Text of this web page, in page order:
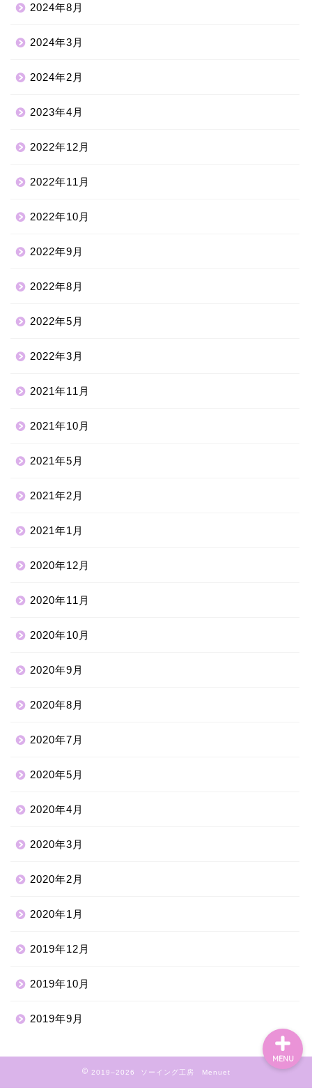
2024年8月
2024年3月
2024年2月
2023年4月
2022年12月
2022年11月
2022年10月
2022年9月
2022年8月
2022年5月
2022年3月
2021年11月
2021年10月
2021年5月
2021年2月
2021年1月
2020年12月
2020年11月
2020年10月
2020年9月
2020年8月
2020年7月
2020年5月
2020年4月
2020年3月
2020年2月
2020年1月
2019年12月
2019年10月
2019年9月
2019–2026 ソーイング工房 Menuet
MENU